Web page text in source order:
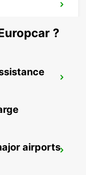
?
airports